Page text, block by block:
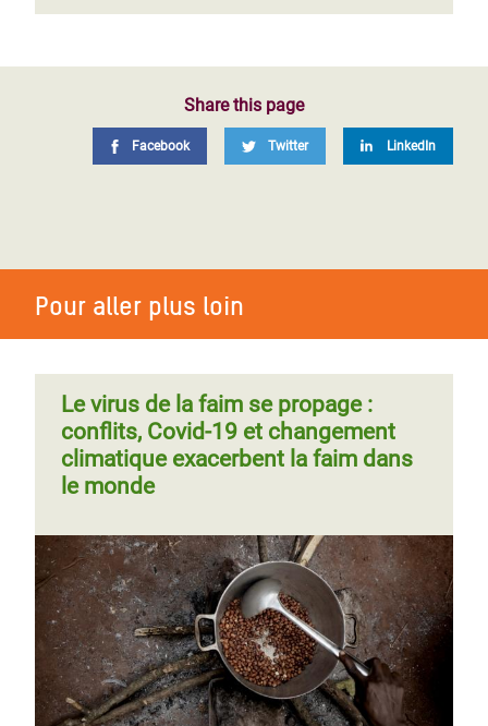
Share this page
Facebook Twitter LinkedIn
Pour aller plus loin
Le virus de la faim se propage :
conflits, Covid-19 et changement
climatique exacerbent la faim dans
le monde